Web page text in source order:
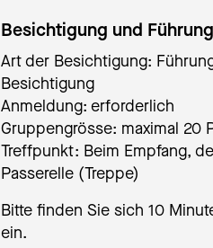
Besichtigung und
Art der Besichtigung:
Besichtigung
Anmeldung: erforderlich
Gruppengrösse: maximal 20
Treffpunkt: Beim Empfang,
Passerelle (Treppe)
Bitte finden Sie sich 10
ein.